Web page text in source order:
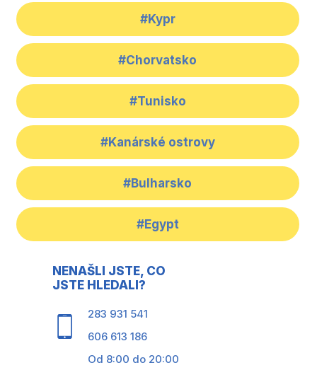
#Kypr
#Chorvatsko
#Tunisko
#Kanárské ostrovy
#Bulharsko
#Egypt
NENAŠLI JSTE, CO
JSTE HLEDALI?
283 931 541
606 613 186
Od 8:00 do 20:00